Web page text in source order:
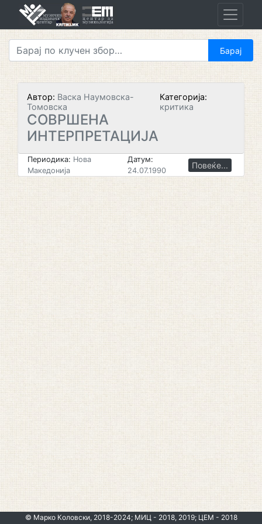
Автор: Васка Наумовска-
Томовска
Категорија:
критика
СОВРШЕНА
ИНТЕРПРЕТАЦИЈА
Периодика: Нова
Македонија
Датум:
24.07.1990
Повеќе...
© Марко Коловски, 2018-2024; МИЦ - 2018, 2019; ЦЕМ - 2018